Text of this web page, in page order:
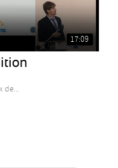
17:09
de...